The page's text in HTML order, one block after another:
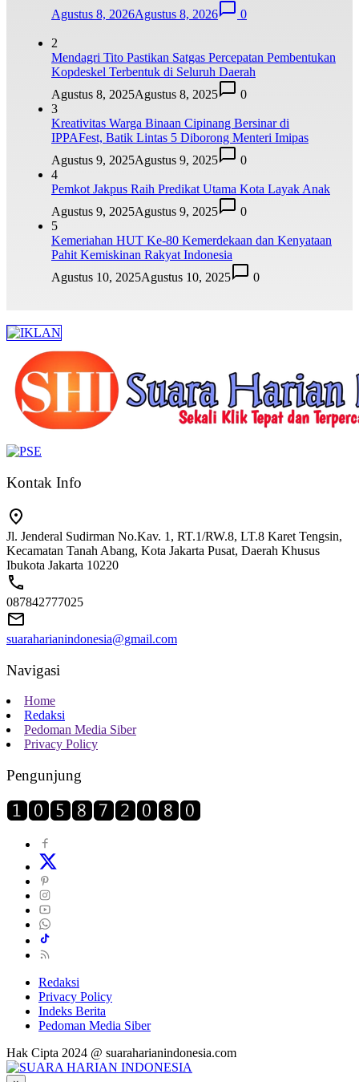
Agustus 8, 2026Agustus 8, 2026 0
2
Mendagri Tito Pastikan Satgas Percepatan Pembentukan
Kopdeskel Terbentuk di Seluruh Daerah
Agustus 8, 2025Agustus 8, 2025
0
3
Kreativitas Warga Binaan Cipinang Bersinar di
IPPAFest, Batik Lintas 5 Diborong Menteri Imipas
Agustus 9, 2025Agustus 9, 2025
0
4
Pemkot Jakpus Raih Predikat Utama Kota Layak Anak
Agustus 9, 2025Agustus 9, 2025
0
5
Kemeriahan HUT Ke-80 Kemerdekaan dan Kenyataan
Pahit Kemiskinan Rakyat Indonesia
Agustus 10, 2025Agustus 10, 2025 0
Kontak Info
Jl. Jenderal Sudirman No.Kav. 1, RT.1/RW.8, LT.8 Karet Tengsin,
Kecamatan Tanah Abang, Kota Jakarta Pusat, Daerah Khusus
Ibukota Jakarta 10220
087842777025
suaraharianindonesia@gmail.com
Navigasi
Home
Redaksi
Pedoman Media Siber
Privacy Policy
Pengunjung
Redaksi
Privacy Policy
Indeks Berita
Pedoman Media Siber
Hak Cipta 2024 @ suaraharianindonesia.com